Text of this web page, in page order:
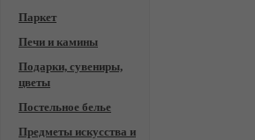
Паркет
Печи и камины
Подарки, сувениры,
цветы
Постельное белье
Предметы искусства и